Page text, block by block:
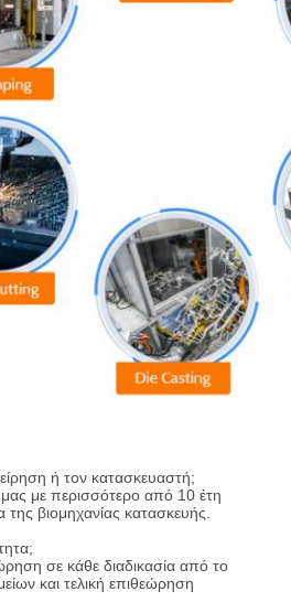
ή τον κατασκευαστή;
με περισσότερο από 10 έτη
της βιομηχανίας κατασκευής.
σε κάθε διαδικασία από το
και τελική επιθεώρηση